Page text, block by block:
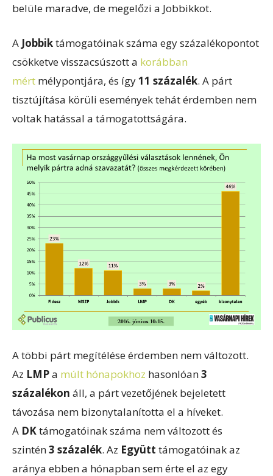
belüle maradve, de megelőzi a Jobbikkot.
A Jobbiktámogatóinak száma egy százalékopontot
csökketve visszacsúszott a korábban
mért mélypontjára, és így11 százalék. A párt
tisztújítása körüli események tehát érdemben nem
voltak hatással a támogatottságára.
A többi párt megítélése érdemben nem változott.
Az LMPa múlt hónapokhoz hasonlóan3
százalékon áll, a párt vezetőjének bejeletett
távozása nem bizonytalanította el a híveket.
A DKtámogatóinak száma nem változott és
szintén3 százalék. Az Együtt támogatóinak az
aránya ebben a hónapban sem érte el az egy